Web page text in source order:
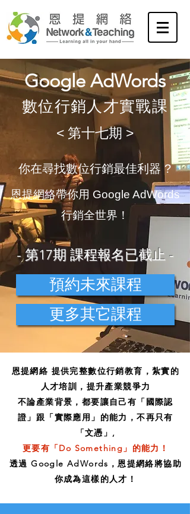
恩提網絡 提供完整數位行銷教育，紮實的
人才培訓，提升產業競爭力
不論產業背景，都要讓自己有「國際認
證」跟「實際應用」的能力，不再只有
「文憑」,
更要有「Do Something」的能力！
透過 Google AdWords，恩提網絡將協助
你成為這樣的人才！
Google AdWords
​數位行銷人才實戰課
​你在尋找數位行銷最佳利器 ?
​恩提網絡帶你用 Google AdWords
行銷全世界！
<​ 第十七期 >
更多其它課程
預約未來課程
- 第17期 課程報名已截止 -